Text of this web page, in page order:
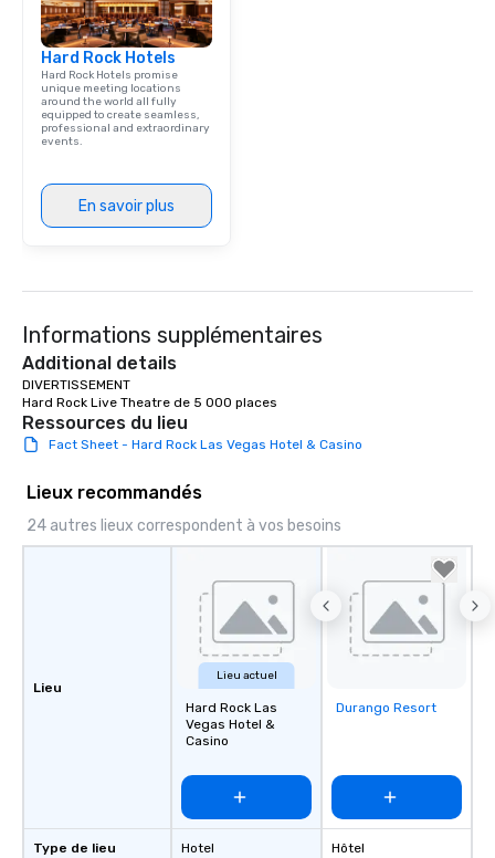
Hard Rock Hotels
Hard Rock Hotels promise
unique meeting locations
around the world all fully
equipped to create seamless,
professional and extraordinary
events.
En savoir plus
Informations supplémentaires
Additional details
DIVERTISSEMENT
Hard Rock Live Theatre de 5 000 places
Ressources du lieu
Fact Sheet - Hard Rock Las Vegas Hotel & Casino
Lieux recommandés
24 autres lieux correspondent à vos besoins
Lieu
Type de lieu
Lieu actuel
Hard Rock Las
Vegas Hotel &
Casino
Hotel
Removed from
Durango Resort
Hôtel